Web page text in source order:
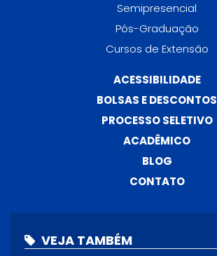
Semipresencial
Pós-Graduação
Cursos de Extensão
ACESSIBILIDADE
BOLSAS E DESCONTOS
PROCESSO SELETIVO
ACADÊMICO
BLOG
CONTATO
VEJA TAMBÉM